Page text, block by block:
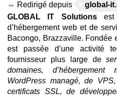
⇔ Redirigé depuis
global-
GLOBAL IT Solutionsest
d’hébergement web et de
Bacongo, Brazzaville. Fondée
est passée d’une activité
fournisseur plus large de
domaines, d’hébergement
WordPress managé, de
certificats SSL, de